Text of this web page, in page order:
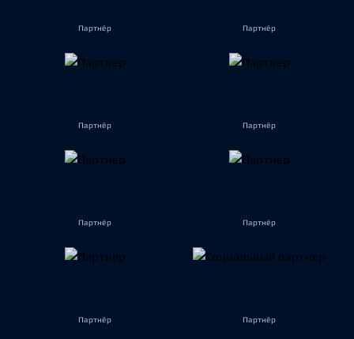
Партнёр Партнёр
Партнёр Партнёр
Партнёр Партнёр
Партнёр Партнёр